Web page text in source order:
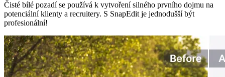
Čisté bílé pozadí se používá k vytvoření silného prvního dojmu na
potenciální klienty a recruitery. S SnapEdit je jednodušší být
profesionální!